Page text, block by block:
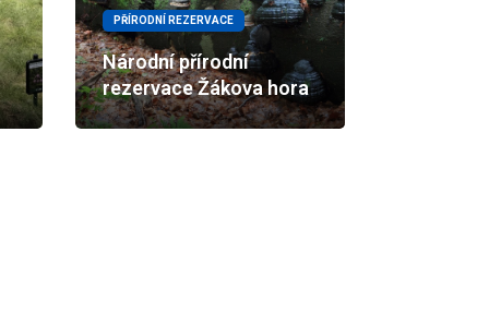
PŘÍRODNÍ REZERVACE
Národní přírodní
rezervace Žákova hora